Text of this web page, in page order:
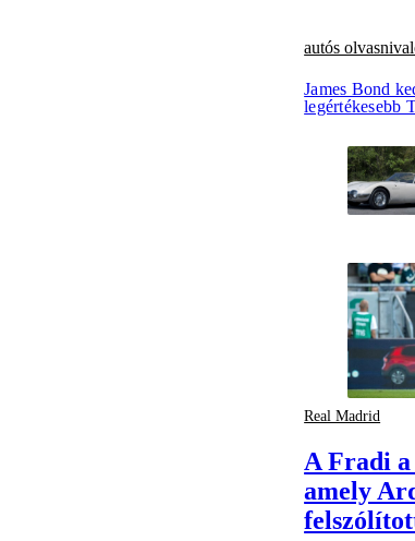
autós
James Bond
legértékesebb
Real Madrid
A Fradi
amely